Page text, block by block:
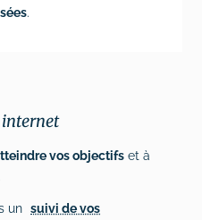
.
internet
vos objectifs et à
un suivi de vos